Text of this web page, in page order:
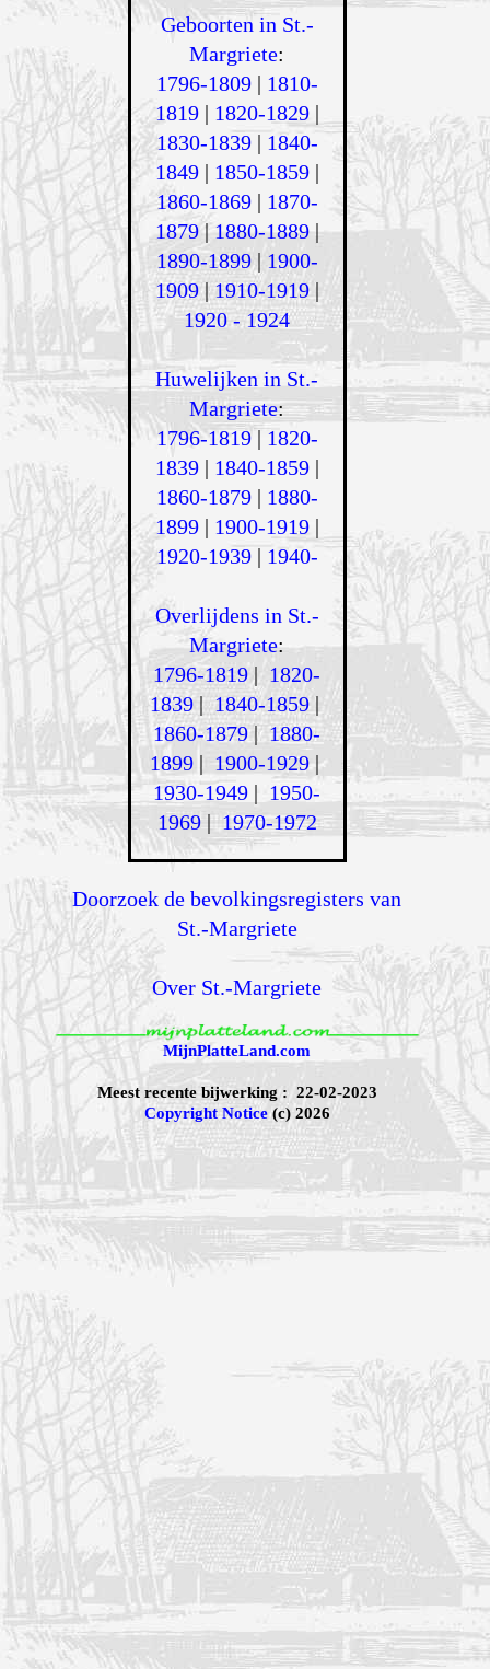
Geboorten in St.-
Margriete:
1796-1809| 1810-
1819| 1820-1829|
1830-1839| 1840-
1849| 1850-1859|
1860-1869| 1870-
1879|1880-1889|
1890-1899| 1900-
1909|1910-1919|
1920 - 1924
Huwelijken in St.-
Margriete:
1796-1819| 1820-
1839| 1840-1859|
1860-1879| 1880-
1899| 1900-1919|
1920-1939| 1940-
Overlijdens in St.-
Margriete:
1796-1819 | 1820-
1839|1840-1859|
1860-1879|1880-
1899| 1900-1929|
1930-1949 | 1950-
1969| 1970-1972
Doorzoek de bevolkingsregisters van
St.-Margriete
Over St.-Margriete
MijnPlatteLand.com
Meest recente bijwerking : 22-02-2023
Copyright Notice(c) 2026